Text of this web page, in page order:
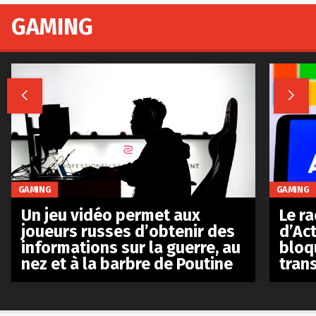
GAMING
 
GAMING
Un jeu vidéo permet aux
joueurs russes d’obtenir des
informations sur la guerre, au
nez et à la barbre de Poutine
GAMING
Le